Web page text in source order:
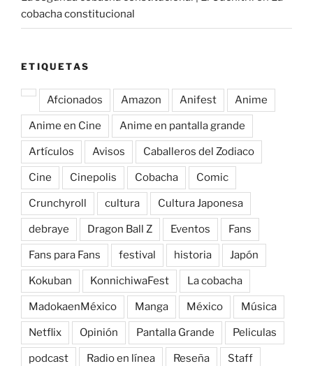
cobacha constitucional
ETIQUETAS
Afcionados Amazon Anifest Anime
Anime en Cine Anime en pantalla grande
Artículos Avisos Caballeros del Zodiaco
Cine Cinepolis Cobacha Comic
Crunchyroll cultura Cultura Japonesa
debraye Dragon Ball Z Eventos Fans
Fans para Fans festival historia Japón
Kokuban KonnichiwaFest La cobacha
MadokaenMéxico Manga México Música
Netflix Opinión Pantalla Grande Peliculas
podcast Radio en línea Reseña Staff